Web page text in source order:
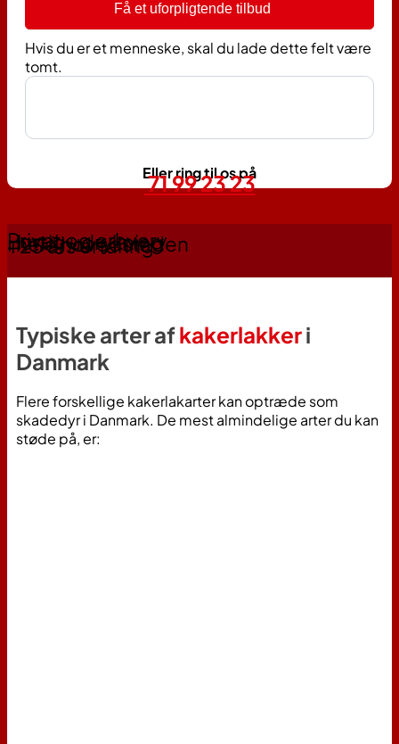
Få et uforpligtende tilbud
Hvis du er et menneske, skal du lade dette felt være
tomt.
Eller ring til os på
71 99 23 23
Privat og erhverv
Hurtig udrykning
I hele hovedstaden
+25 års erfaring
Typiske arter afkakerlakkeri
Danmark
Flere forskellige kakerlakarter kan optræde som
skadedyr i Danmark. De mest almindelige arter du kan
støde på, er: